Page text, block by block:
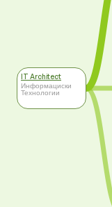
IT Architect
Информациски
Технологии